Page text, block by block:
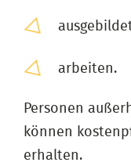
arbeiten.
Personen
können
erhalten.